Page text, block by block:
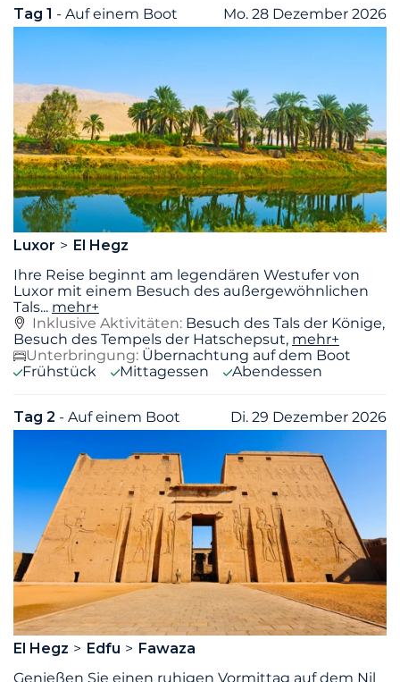
Tag 1 - Auf einem Boot Mo. 28 Dezember 2026
Luxor
El Hegz
Ihre Reise beginnt am legendären Westufer von
Luxor mit einem Besuch des außergewöhnlichen
Tals... mehr+
Inklusive Aktivitäten: Besuch des Tals der Könige,
Besuch des Tempels der Hatschepsut, mehr+
Unterbringung: Übernachtung auf dem Boot
Frühstück
Mittagessen Abendessen
Tag 2 - Auf einem Boot Di. 29 Dezember 2026
El Hegz Edfu
Fawaza
Genießen Sie einen ruhigen Vormittag auf dem Nil